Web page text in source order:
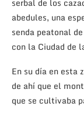
abedules, una
senda peatonal
con la Ciudad de
En su día en esta
de ahí que el
que se cultivaba